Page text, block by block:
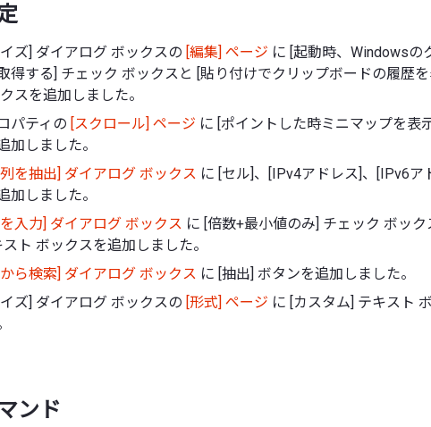
ズ] ダイアログ ボックスの [編集] ページ に [起動時、Windowsの
得する] チェック ボックスと [貼り付けでクリップボードの履歴
スを追加しました。
パティの [スクロール] ページ に [ポイントした時ミニマップを表
加しました。
を抽出] ダイアログ ボックス に [セル]、[IPv4アドレス]、[IPv6ア
加しました。
入力] ダイアログ ボックス に [倍数+最小値のみ] チェック ボッ
ト ボックスを追加しました。
ら検索] ダイアログ ボックス に [抽出] ボタンを追加しました。
ズ] ダイアログ ボックスの [形式] ページ に [カスタム] テキスト
ンド